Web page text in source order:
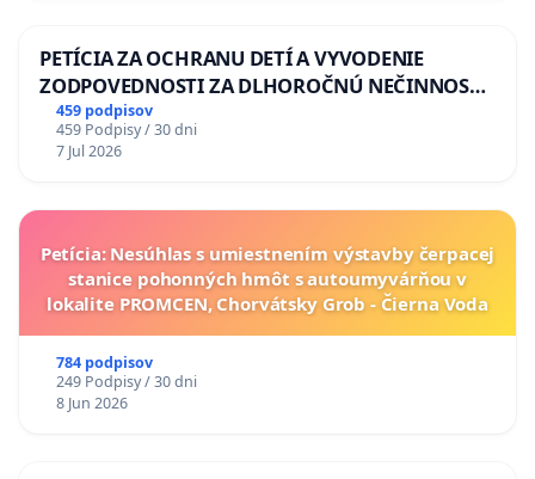
PETÍCIA ZA OCHRANU DETÍ A VYVODENIE
ZODPOVEDNOSTI ZA DLHOROČNÚ NEČINNOSŤ
A ZLYHANIE ŠTÁTU
459 podpisov
459 Podpisy / 30 dni
7 Jul 2026
Petícia: Nesúhlas s umiestnením výstavby čerpacej
stanice pohonných hmôt s autoumyvárňou v
lokalite PROMCEN, Chorvátsky Grob - Čierna Voda
784 podpisov
249 Podpisy / 30 dni
8 Jun 2026